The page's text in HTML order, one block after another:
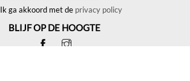
Ik ga akkoord met de privacy policy
BLIJF OP DE HOOGTE